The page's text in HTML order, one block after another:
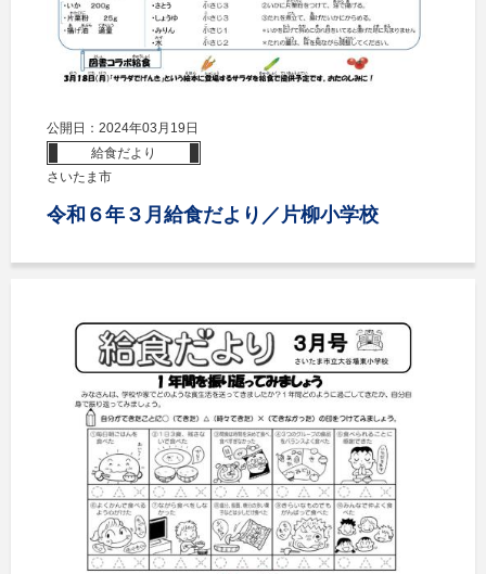
公開日：2024年03月19日
給食だより
さいたま市
令和６年３月給食だより／片柳小学校